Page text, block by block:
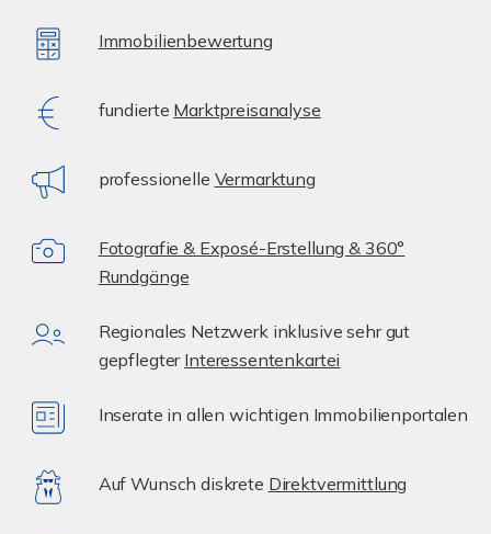
Immobilienbewertung
fundierte Marktpreisanalyse
professionelle Vermarktung
Fotografie & Exposé-Erstellung & 360°
Rundgänge
Regionales Netzwerk inklusive sehr gut
gepflegter Interessentenkartei
Inserate in allen wichtigen Immobilienportalen
Auf Wunsch diskrete Direktvermittlung